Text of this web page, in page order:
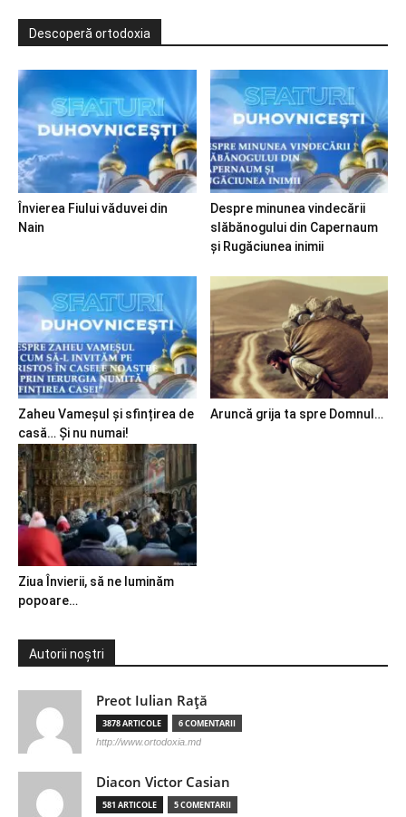
Descoperă ortodoxia
Învierea Fiului văduvei din
Nain
Despre minunea vindecării
slăbănogului din Capernaum
și Rugăciunea inimii
Zaheu Vameșul și sfințirea de
casă… Și nu numai!
Aruncă grija ta spre Domnul…
Ziua Învierii, să ne luminăm
popoare…
Autorii noștri
Preot Iulian Raţă
3878 ARTICOLE 6 COMENTARII
http://www.ortodoxia.md
Diacon Victor Casian
581 ARTICOLE 5 COMENTARII